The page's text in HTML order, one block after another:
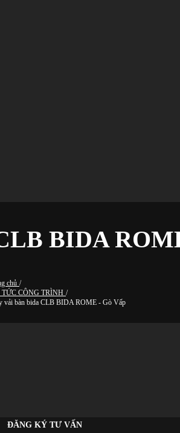
BIDA
chủ /
TỨC CÔNG TRÌNH /
vải bàn bida CLB BIDA ROME - Gò Vấp
ĐĂNG KÝ TƯ VẤN